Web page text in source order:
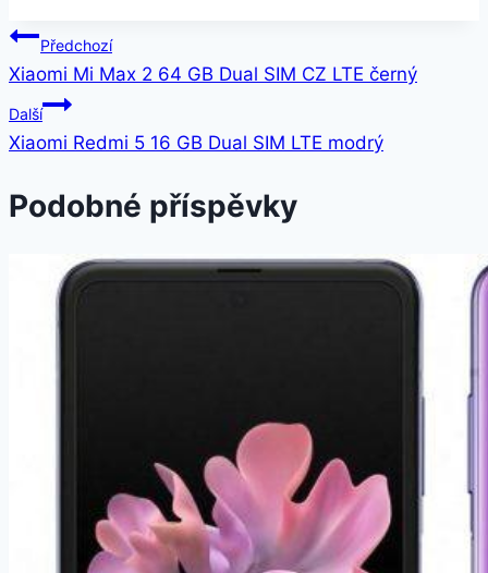
Navigace
pro
příspěvek
Předchozí
Xiaomi Mi Max 2 64 GB Dual SIM CZ LTE černý
Další
Xiaomi Redmi 5 16 GB Dual SIM LTE modrý
Podobné příspěvky